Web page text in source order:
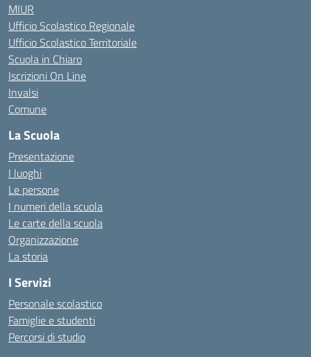
MIUR
Ufficio Scolastico Regionale
Ufficio Scolastico Territoriale
Scuola in Chiaro
Iscrizioni On Line
Invalsi
Comune
La Scuola
Presentazione
I luoghi
Le persone
I numeri della scuola
Le carte della scuola
Organizzazione
La storia
I Servizi
Personale scolastico
Famiglie e studenti
Percorsi di studio